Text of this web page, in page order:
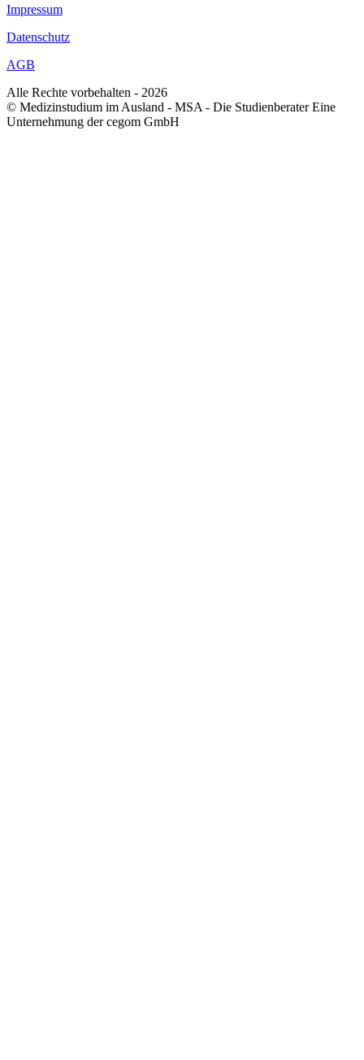
Impressum
Datenschutz
AGB
Alle Rechte vorbehalten - 2026
© Medizinstudium im Ausland - MSA - Die Studienberater Eine
Unternehmung der cegom GmbH